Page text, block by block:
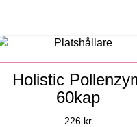
Holistic
60kap
226 kr